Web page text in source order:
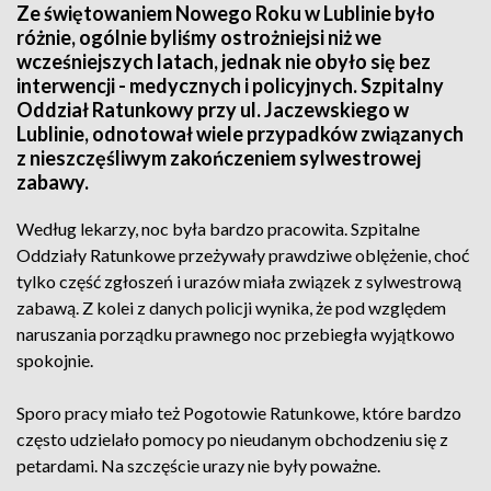
Ze świętowaniem Nowego Roku w Lublinie było
różnie, ogólnie byliśmy ostrożniejsi niż we
wcześniejszych latach, jednak nie obyło się bez
interwencji - medycznych i policyjnych. Szpitalny
Oddział Ratunkowy przy ul. Jaczewskiego w
Lublinie, odnotował wiele przypadków związanych
z nieszczęśliwym zakończeniem sylwestrowej
zabawy.
Według lekarzy, noc była bardzo pracowita. Szpitalne
Oddziały Ratunkowe przeżywały prawdziwe oblężenie, choć
tylko część zgłoszeń i urazów miała związek z sylwestrową
zabawą. Z kolei z danych policji wynika, że pod względem
naruszania porządku prawnego noc przebiegła wyjątkowo
spokojnie.
Sporo pracy miało też Pogotowie Ratunkowe, które bardzo
często udzielało pomocy po nieudanym obchodzeniu się z
petardami. Na szczęście urazy nie były poważne.